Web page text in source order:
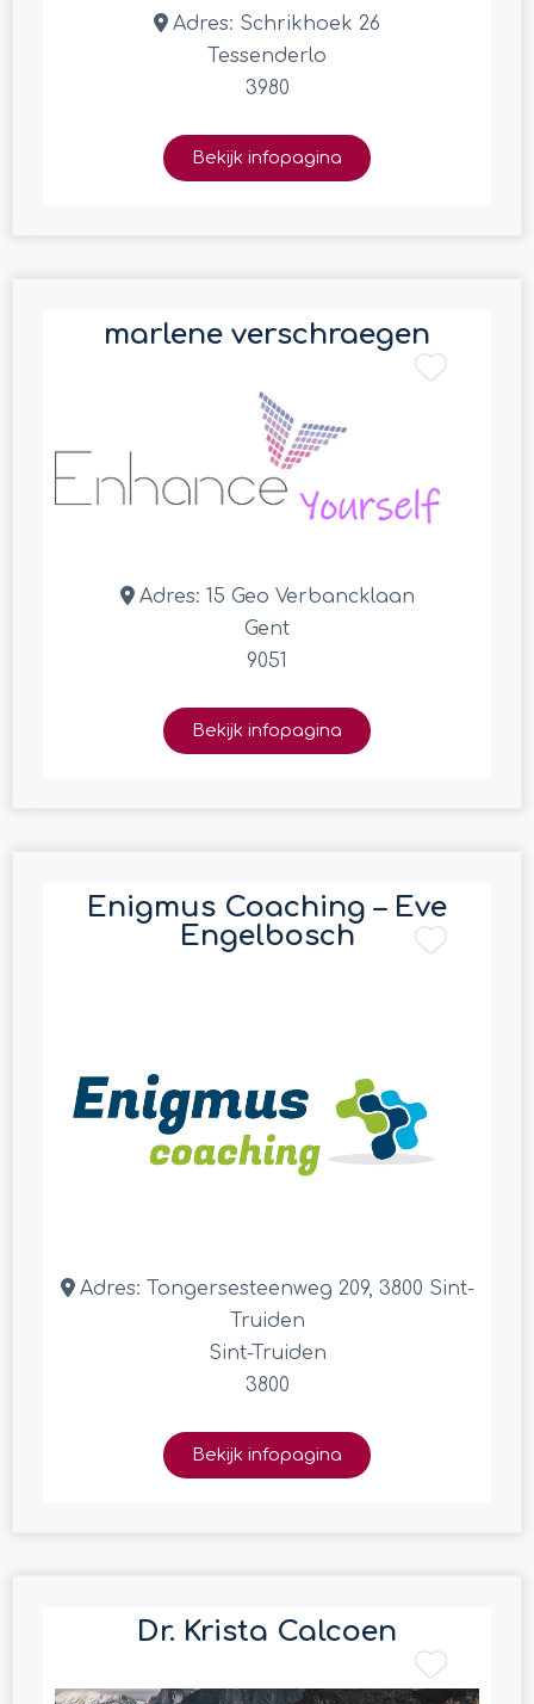
Adres: Schrikhoek 26
Tessenderlo
3980
Bekijk infopagina
marlene verschraegen
Adres: 15 Geo Verbancklaan
Gent
9051
Bekijk infopagina
Enigmus Coaching – Eve
Engelbosch
Adres: Tongersesteenweg 209, 3800 Sint-
Truiden
Sint-Truiden
3800
Bekijk infopagina
Dr. Krista Calcoen